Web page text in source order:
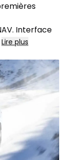
Interface
Lire plus